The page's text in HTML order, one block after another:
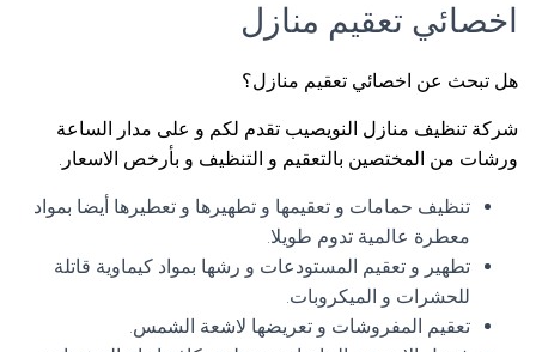
اخصائي تعقيم منازل
هل تبحث عن اخصائي تعقيم منازل؟
شركة تنظيف منازل النويصيب تقدم لكم و على مدار الساعة
ورشات من المختصين بالتعقيم و التنظيف و بأرخص الاسعار.
تنظيف حمامات و تعقيمها و تطهيرها و تعطيرها أيضا بمواد
معطرة عالمية تدوم طويلا.
تطهير و تعقيم المستودعات و رشها بمواد كيماوية قاتلة
للحشرات و الميكروبات.
تعقيم المفروشات و تعريضها لاشعة الشمس.